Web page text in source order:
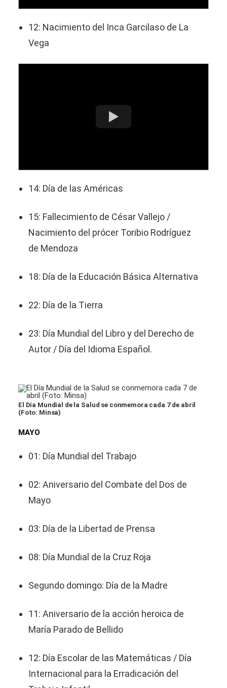
12: Nacimiento del Inca Garcilaso de La
Vega
14: Día de las Américas
15: Fallecimiento de César Vallejo /
Nacimiento del prócer Toribio Rodríguez
de Mendoza
18: Día de la Educación Básica Alternativa
22: Día de la Tierra
23: Día Mundial del Libro y del Derecho de
Autor / Día del Idioma Español.
El Día Mundial de la Salud se conmemora cada 7 de abril
(Foto: Minsa)
MAYO
01: Día Mundial del Trabajo
02: Aniversario del Combate del Dos de
Mayo
03: Día de la Libertad de Prensa
08: Día Mundial de la Cruz Roja
Segundo domingo: Día de la Madre
11: Aniversario de la acción heroica de
María Parado de Bellido
12: Día Escolar de las Matemáticas / Día
Internacional para la Erradicación del